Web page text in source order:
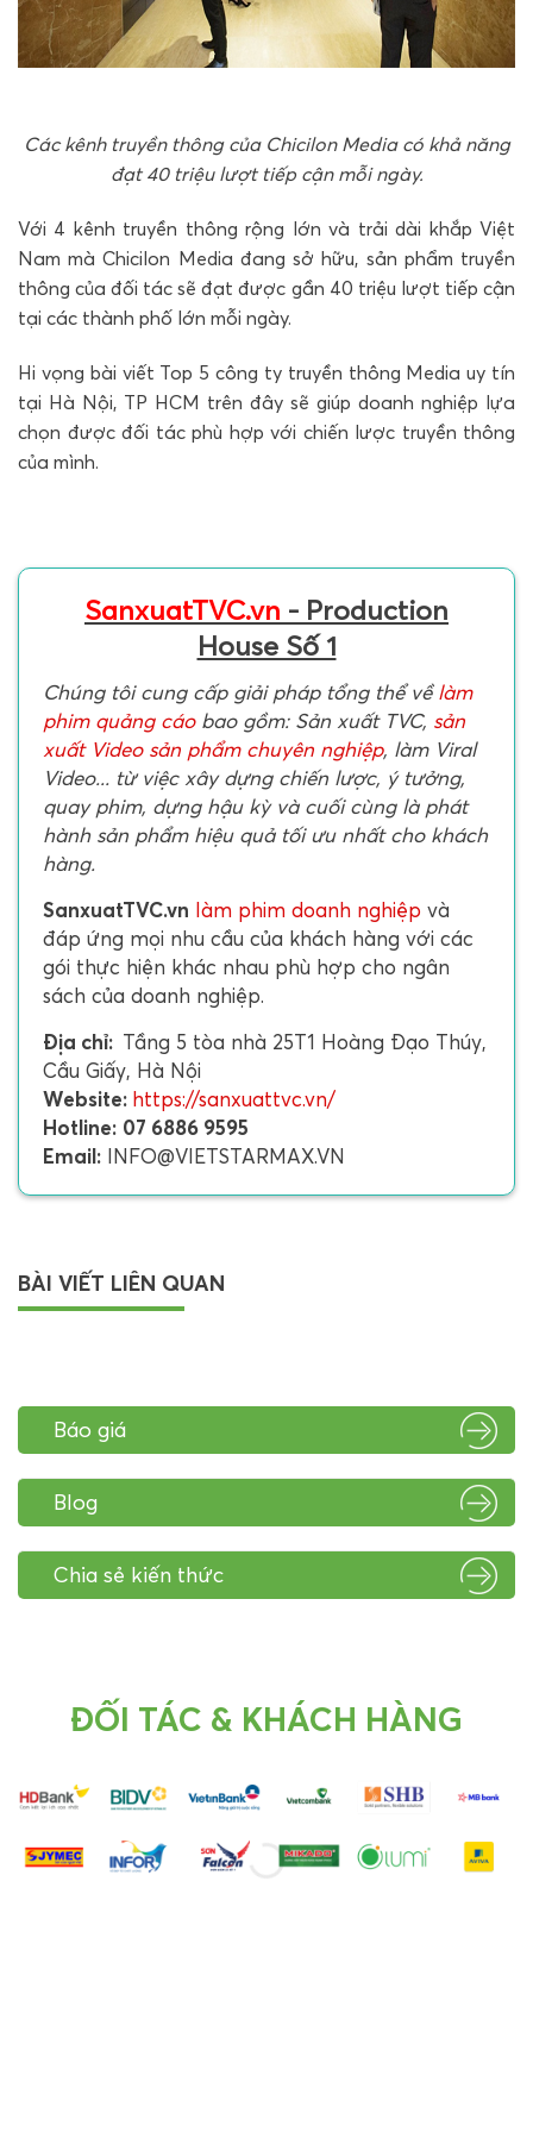
Các kênh truyền thông của Chicilon Media có khả năng
đạt 40 triệu lượt tiếp cận mỗi ngày.
Với 4 kênh truyền thông rộng lớn và trải dài khắp Việt
Nam mà Chicilon Media đang sở hữu, sản phẩm truyền
thông của đối tác sẽ đạt được gần 40 triệu lượt tiếp cận
tại các thành phố lớn mỗi ngày.
Hi vọng bài viết Top 5 công ty truyền thông Media uy tín
tại Hà Nội, TP HCM trên đây sẽ giúp doanh nghiệp lựa
chọn được đối tác phù hợp với chiến lược truyền thông
của mình.
SanxuatTVC.vn - Production
House Số 1
Chúng tôi cung cấp giải pháp tổng thể vềlàm
phim quảng cáobao gồm: Sản xuất TVC, sản
xuất Video sản phẩm chuyên nghiệp, làm Viral
Video... từ việc xây dựng chiến lược, ý tưởng,
quay phim, dựng hậu kỳ và cuối cùng là phát
hành sản phẩm hiệu quả tối ưu nhất cho khách
hàng.
SanxuatTVC.vn làm phim doanh nghiệp và
đáp ứng mọi nhu cầu của khách hàng với các
gói thực hiện khác nhau phù hợp cho ngân
sách của doanh nghiệp.
Địa chỉ: Tầng 5 tòa nhà 25T1 Hoàng Đạo Thúy,
Cầu Giấy, Hà Nội
Website: https://sanxuattvc.vn/
Hotline: 07 6886 9595
Email: INFO@VIETSTARMAX.VN
BÀI VIẾT LIÊN QUAN
Báo giá
Blog
Chia sẻ kiến thức
ĐỐI TÁC & KHÁCH HÀNG